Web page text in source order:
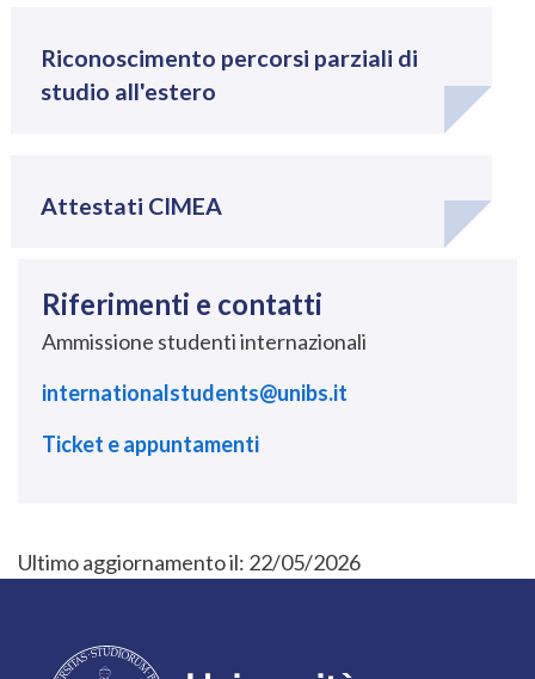
Riconoscimento percorsi parziali di
studio all'estero
Attestati CIMEA
Riferimenti e contatti
Ammissione studenti internazionali
internationalstudents@unibs.it
Ticket e appuntamenti
Ultimo aggiornamento il: 22/05/2026